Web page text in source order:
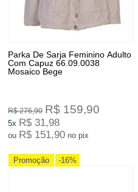
Parka De Sarja Feminino Adulto
Com Capuz 66.09.0038
Mosaico Bege
R$ 276,90 R$ 159,90
5x R$ 31,98
ou R$ 151,90 no pix
Promoção -16%